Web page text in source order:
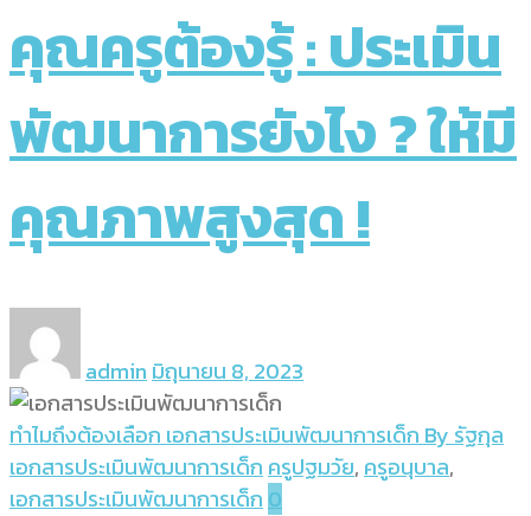
คุณครูต้องรู้ : ประเมิน
พัฒนาการยังไง ? ให้มี
คุณภาพสูงสุด !
admin มิถุนายน 8, 2023
ทำไมถึงต้องเลือก เอกสารประเมินพัฒนาการเด็ก By รัฐกุล
เอกสารประเมินพัฒนาการเด็ก ครูปฐมวัย, ครูอนุบาล,
เอกสารประเมินพัฒนาการเด็ก 0